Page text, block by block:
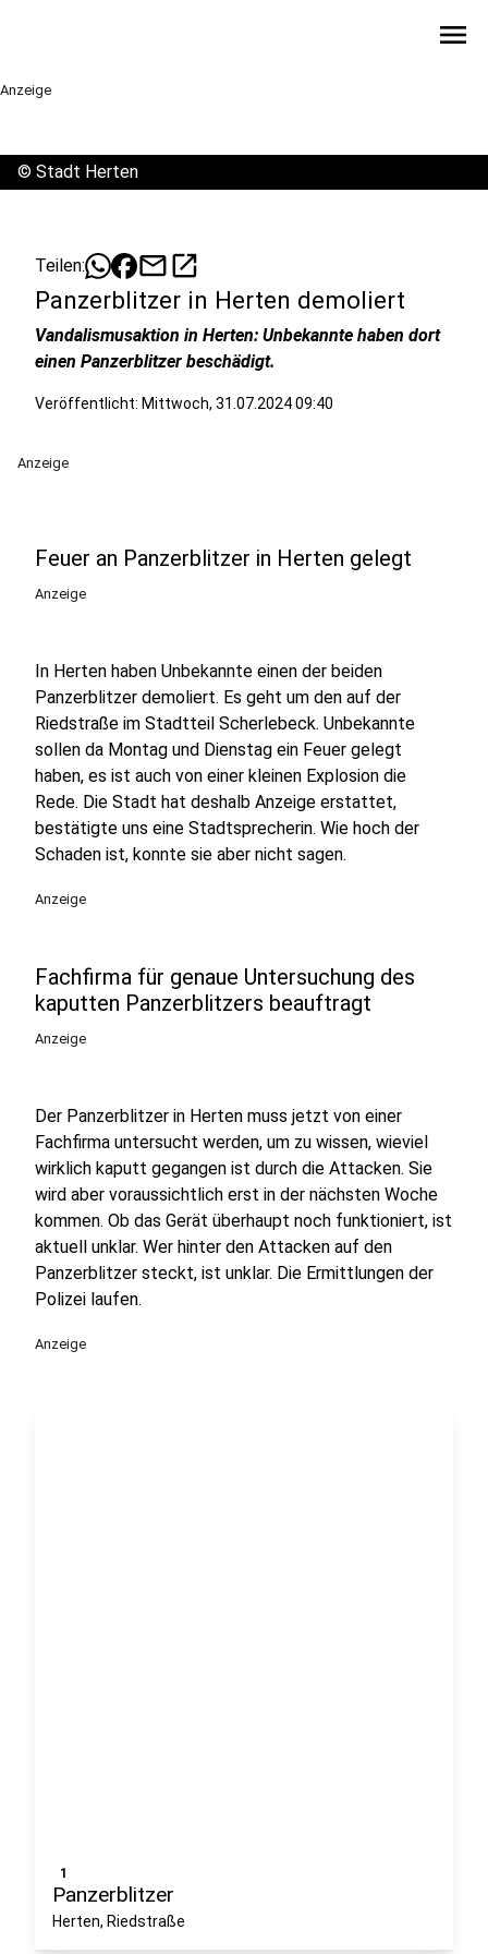
menu
Anzeige
© Stadt Herten
Teilen: mailopen_in_new
Panzerblitzer in Herten demoliert
Vandalismusaktion in Herten: Unbekannte haben dort
einen Panzerblitzer beschädigt.
Veröffentlicht: Mittwoch, 31.07.2024 09:40
Anzeige
Feuer an Panzerblitzer in Herten gelegt
Anzeige
In Herten haben Unbekannte einen der beiden
Panzerblitzer demoliert. Es geht um den auf der
Riedstraße im Stadtteil Scherlebeck. Unbekannte
sollen da Montag und Dienstag ein Feuer gelegt
haben, es ist auch von einer kleinen Explosion die
Rede. Die Stadt hat deshalb Anzeige erstattet,
bestätigte uns eine Stadtsprecherin. Wie hoch der
Schaden ist, konnte sie aber nicht sagen.
Anzeige
Fachfirma für genaue Untersuchung des
kaputten Panzerblitzers beauftragt
Anzeige
Der Panzerblitzer in Herten muss jetzt von einer
Fachfirma untersucht werden, um zu wissen, wieviel
wirklich kaputt gegangen ist durch die Attacken. Sie
wird aber voraussichtlich erst in der nächsten Woche
kommen. Ob das Gerät überhaupt noch funktioniert, ist
aktuell unklar. Wer hinter den Attacken auf den
Panzerblitzer steckt, ist unklar. Die Ermittlungen der
Polizei laufen.
Anzeige
1
Panzerblitzer
Herten, Riedstraße